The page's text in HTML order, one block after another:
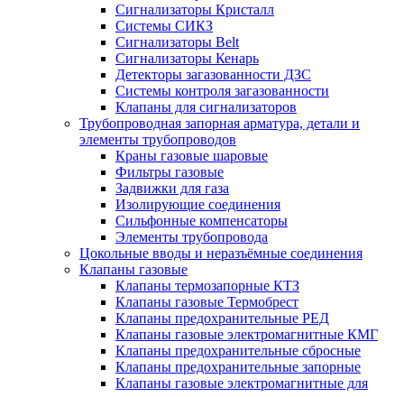
Сигнализаторы Кристалл
Системы СИКЗ
Сигнализаторы Belt
Сигнализаторы Кенарь
Детекторы загазованности ДЗС
Системы контроля загазованности
Клапаны для сигнализаторов
Трубопроводная запорная арматура, детали и
элементы трубопроводов
Краны газовые шаровые
Фильтры газовые
Задвижки для газа
Изолирующие соединения
Сильфонные компенсаторы
Элементы трубопровода
Цокольные вводы и неразъёмные соединения
Клапаны газовые
Клапаны термозапорные КТЗ
Клапаны газовые Термобрест
Клапаны предохранительные РЕД
Клапаны газовые электромагнитные КМГ
Клапаны предохранительные сбросные
Клапаны предохранительные запорные
Клапаны газовые электромагнитные для